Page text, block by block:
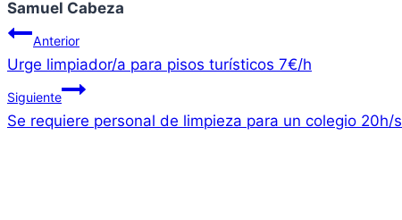
Samuel Cabeza
Navegación
de
entradas
Anterior
Urge limpiador/a para pisos turísticos 7€/h
Siguiente
Se requiere personal de limpieza para un colegio 20h/s